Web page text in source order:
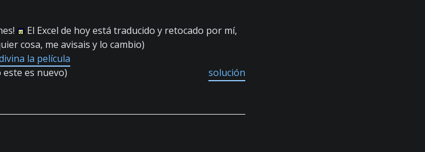
El Excel de hoy está traducido y retocado por mí,
cosa, me avisais y lo cambio)
la película
es nuevo)
solución